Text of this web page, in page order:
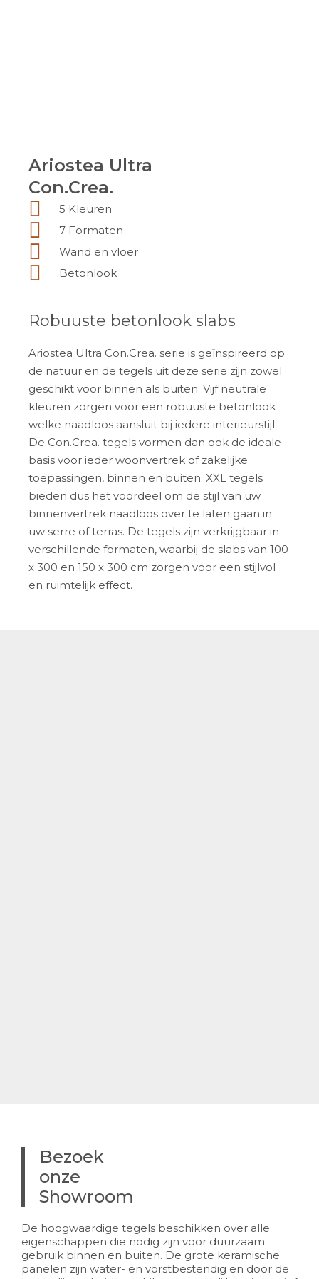
Ariostea Ultra
Con.Crea.
Robuuste betonlook slabs
Ariostea Ultra Con.Crea. serie is geïnspireerd op
de natuur en de tegels uit deze serie zijn zowel
geschikt voor binnen als buiten. Vijf neutrale
kleuren zorgen voor een robuuste betonlook
welke naadloos aansluit bij iedere interieurstijl.
De Con.Crea. tegels vormen dan ook de ideale
basis voor ieder woonvertrek of zakelijke
toepassingen, binnen en buiten. XXL tegels
bieden dus het voordeel om de stijl van uw
binnenvertrek naadloos over te laten gaan in
uw serre of terras. De tegels zijn verkrijgbaar in
verschillende formaten, waarbij de slabs van 100
x 300 en 150 x 300 cm zorgen voor een stijlvol
en ruimtelijk effect.
Ariostea Ultra
Con.Crea.
5 Kleuren
7 Formaten
Wand en vloer
Betonlook
Bezoek
onze
Showroom
De hoogwaardige tegels beschikken over alle
eigenschappen die nodig zijn voor duurzaam
gebruik binnen en buiten. De grote keramische
panelen zijn water- en vorstbestendig en door de